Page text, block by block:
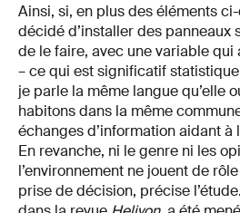
Ainsi, si, en plus des éléments
décidé d’installer des panneaux
de le faire, avec une variable
– ce qui est significatif
je parle la même langue qu’elle
habitons dans la même
échanges d’information aidant à
En revanche, ni le genre ni les
l’environnement ne jouent de
prise de décision, précise